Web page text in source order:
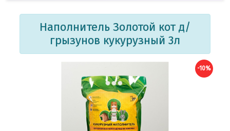
Наполнитель Золотой кот д/
грызунов кукурузный 3л
-10%